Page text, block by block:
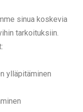
sinua koskevia
tarkoituksiin.
ylläpitäminen